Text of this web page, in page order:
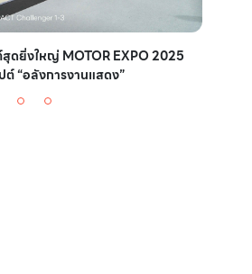
ดยิ่งใหญ่ MOTOR EXPO 2025
ต์ “อลังการงานแสดง”